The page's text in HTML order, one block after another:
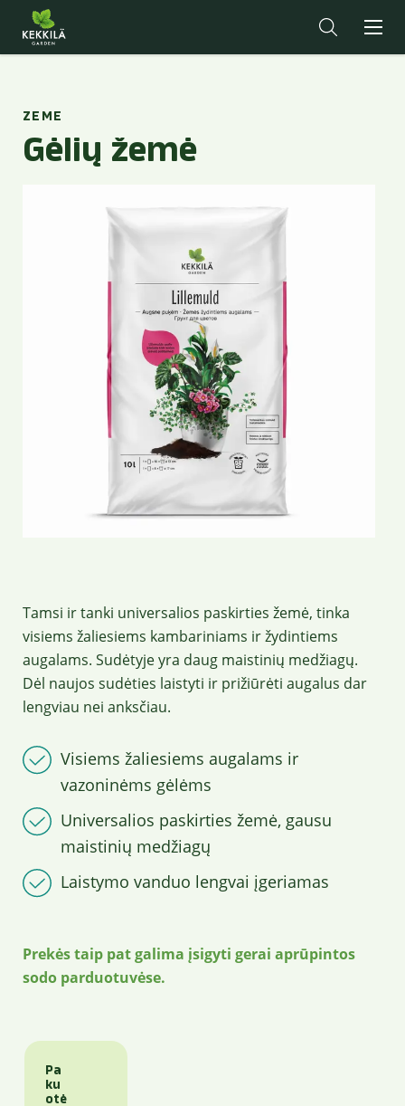
ZEME
Gėlių žemė
Tamsi ir tanki universalios paskirties žemė, tinka
visiems žaliesiems kambariniams ir žydintiems
augalams. Sudėtyje yra daug maistinių medžiagų.
Dėl naujos sudėties laistyti ir prižiūrėti augalus dar
lengviau nei anksčiau.
Visiems žaliesiems augalams ir
vazoninėms gėlėms
Universalios paskirties žemė, gausu
maistinių medžiagų
Laistymo vanduo lengvai įgeriamas
Prekės taip pat galima įsigyti gerai aprūpintos
sodo parduotuvėse.
Pa
ku
otė